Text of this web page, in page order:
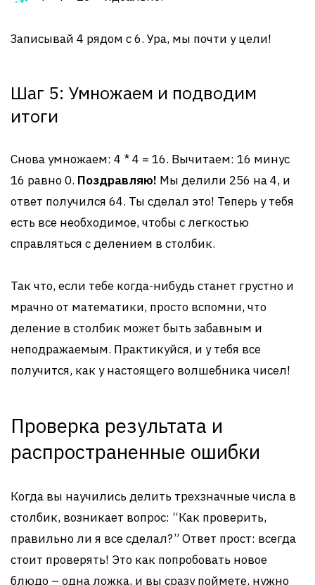
Записывай 4 рядом с 6. Ура, мы почти у цели!
Шаг 5: Умножаем и подводим
итоги
Снова умножаем: 4 * 4 = 16. Вычитаем: 16 минус
16 равно 0. Поздравляю! Мы делили 256 на 4, и
ответ получился 64. Ты сделал это! Теперь у тебя
есть все необходимое, чтобы с легкостью
справляться с делением в столбик.
Так что, если тебе когда-нибудь станет грустно и
мрачно от математики, просто вспомни, что
деление в столбик может быть забавным и
неподражаемым. Практикуйся, и у тебя все
получится, как у настоящего волшебника чисел!
Проверка результата и
распространенные ошибки
Когда вы научились делить трехзначные числа в
столбик, возникает вопрос: “Как проверить,
правильно ли я все сделал?” Ответ прост: всегда
стоит проверять! Это как попробовать новое
блюдо – одна ложка, и вы сразу поймете, нужно